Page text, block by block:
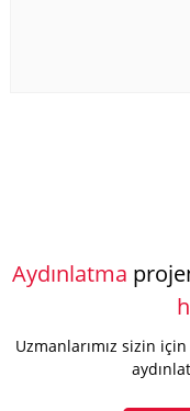
Aydınlatma
Uzmanlarımız sizin